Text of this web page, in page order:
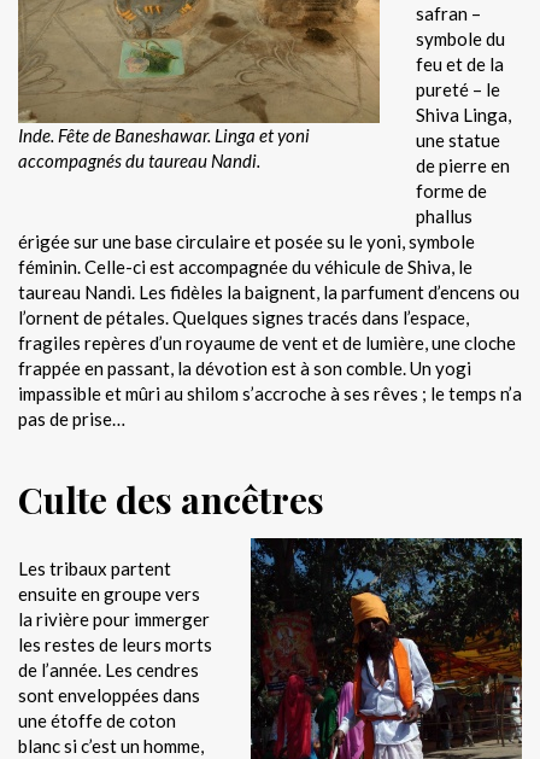
Inde. Fête de Baneshawar. Linga et yoni
accompagnés du taureau Nandi.
safran –
symbole du
feu et de la
pureté – le
Shiva Linga,
une statue
de pierre en
forme de
phallus
érigée sur une base circulaire et posée su le yoni, symbole
féminin. Celle-ci est accompagnée du véhicule de Shiva, le
taureau Nandi. Les fidèles la baignent, la parfument d’encens ou
l’ornent de pétales. Quelques signes tracés dans l’espace,
fragiles repères d’un royaume de vent et de lumière, une cloche
frappée en passant, la dévotion est à son comble. Un yogi
impassible et mûri au shilom s’accroche à ses rêves ; le temps n’a
pas de prise…
Culte des ancêtres
Les tribaux partent
ensuite en groupe vers
la rivière pour immerger
les restes de leurs morts
de l’année. Les cendres
sont enveloppées dans
une étoffe de coton
blanc si c’est un homme,